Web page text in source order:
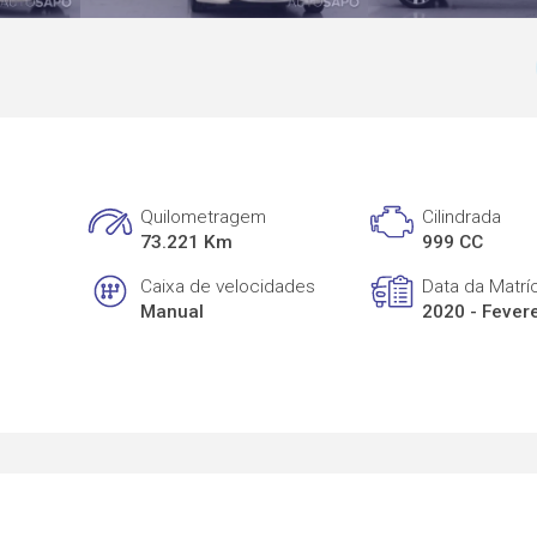
Quilometragem
73.221 Km
Cilindrada
999 CC
Caixa de velocidades
Manual
Data da
2020 -